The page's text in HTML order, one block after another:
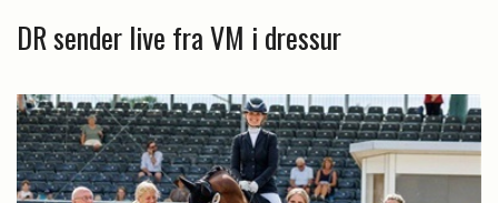
DR sender live fra VM i dressur